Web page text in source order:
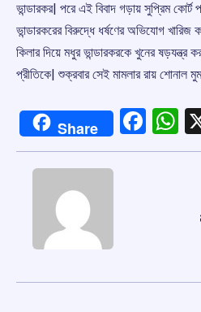
ভান্ডারকর| পরে এই বিবাদ গড়ায় সুপ্রিম
ভান্ডারকরের বিরুদ্ধে ধর্ষণের অভিযোগ
কিলার দিয়ে মধুর ভান্ডারকরকে খুনের
প্রীতিকে| শুক্রবার সেই মামলার রায় শোনাল
Share